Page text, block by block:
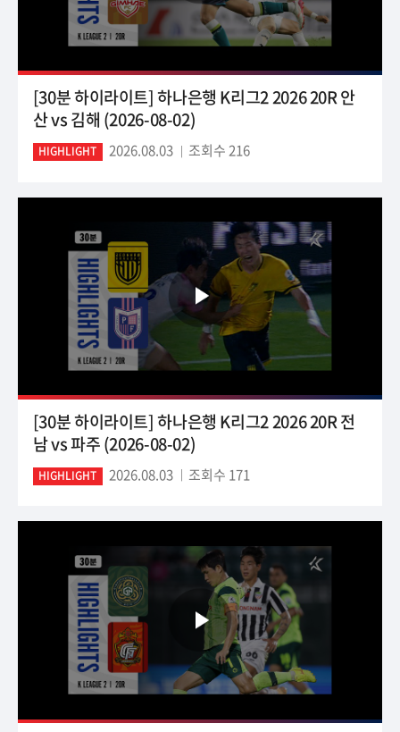
[30분 하이라이트] 하나은행 K리그2 2026 20R 안
산 vs 김해 (2026-08-02)
HIGHLIGHT 2026.08.03 조회수 216
[30분 하이라이트] 하나은행 K리그2 2026 20R 전
남 vs 파주 (2026-08-02)
HIGHLIGHT 2026.08.03 조회수 171